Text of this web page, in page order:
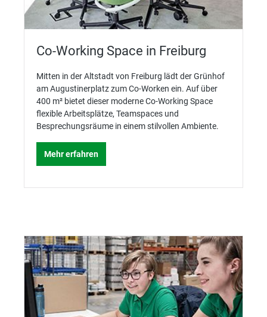
Co-Working Space in Freiburg
Mitten in der Altstadt von Freiburg lädt der Grünhof
am Augustinerplatz zum Co-Worken ein. Auf über
400 m² bietet dieser moderne Co-Working Space
flexible Arbeitsplätze, Teamspaces und
Besprechungsräume in einem stilvollen Ambiente.
Mehr erfahren